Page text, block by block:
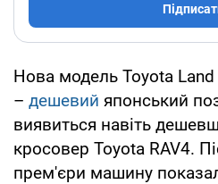
Нова модель Toyota
– дешевий японський
виявиться навіть
кросовер Toyota RAV4.
прем'єри машину